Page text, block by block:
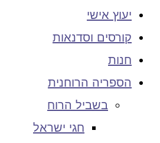
יעוץ אישי
קורסים וסדנאות
חנות
הספריה הרוחנית
בשביל הרוח
חגי ישראל